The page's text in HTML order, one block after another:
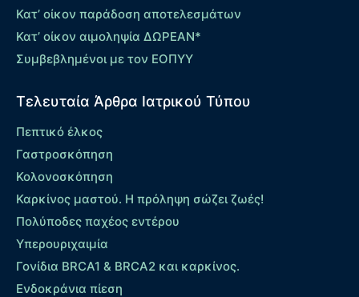
Κατ’ οίκον παράδοση αποτελεσμάτων
Κατ’ οίκον αιμοληψία ΔΩΡΕΑΝ*
Συμβεβλημένοι με τον ΕΟΠΥΥ
Τελευταία Άρθρα Ιατρικού Τύπου
Πεπτικό έλκος
Γαστροσκόπηση
Κολονοσκόπηση
Καρκίνος μαστού. Η πρόληψη σώζει ζωές!
Πολύποδες παχέος εντέρου
Yπερουριχαιμία
Γονίδια BRCA1 & BRCA2 και καρκίνος.
Ενδοκράνια πίεση